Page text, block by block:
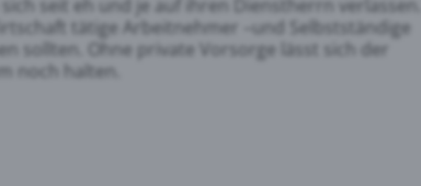
seit eh und je auf ihren Dienstherrn verlassen.
tätige Arbeitnehmer –und Selbstständige
sollten. Ohne private Vorsorge lässt sich der
noch halten.